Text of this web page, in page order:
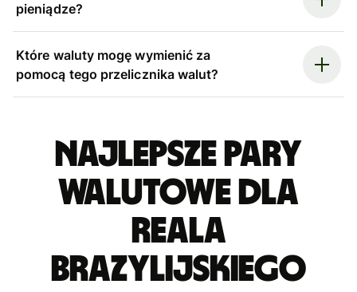
pieniądze?
Które waluty mogę wymienić za
pomocą tego przelicznika walut?
Najlepsze pary
walutowe dla
reala
brazylijskiego